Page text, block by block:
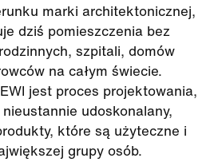
marki architektonicznej,
dziś pomieszczenia bez
szpitali, domów
na całym świecie.
jest proces projektowania,
udoskonalany,
które są użyteczne i
grupy osób.